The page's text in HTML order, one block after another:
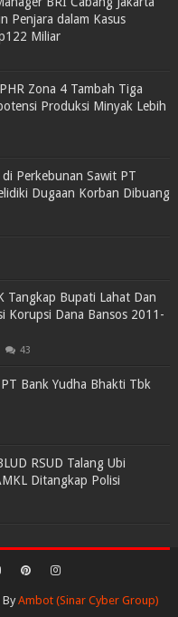
Penjara dalam Kasus
Miliar
Zona 4 Tambah Tiga
Produksi Minyak Lebih
Perkebunan Sawit PT
Dugaan Korban Dibuang
Tangkap Bupati Lahat Dan
Korupsi Dana Bansos 2011-
43
Bank Yudha Bhakti Tbk
RSUD Talang Ubi
Ditangkap Polisi
Ambot (Sinar Cyber Group)